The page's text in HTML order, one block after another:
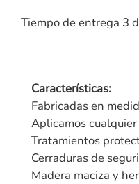
Tiempo de entrega 3
Características:
Fabricadas en
Aplicamos
Tratamientos
Cerraduras de
Madera maciza y